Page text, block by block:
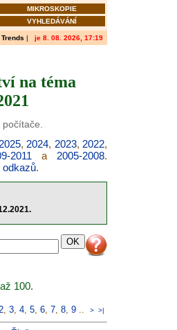
MIKROSKOPIE
VYHLEDÁVÁNÍ
Trends | je 8. 08. 2026, 17:19
na téma
2025, 2024, 2023, 2022,
2011 a 2005-2008.
odkazů.
100.
, 3, 4, 5, 6, 7, 8, 9 .. > >|